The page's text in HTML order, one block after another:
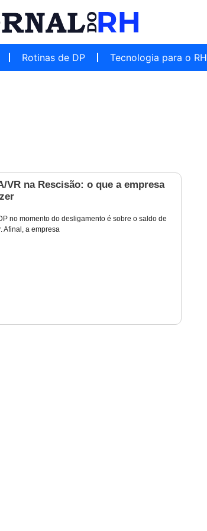
Rotinas de DP Tecnologia para o RH
VR na Rescisão: o que a empresa
no momento do desligamento é sobre o saldo de
Afinal, a empresa